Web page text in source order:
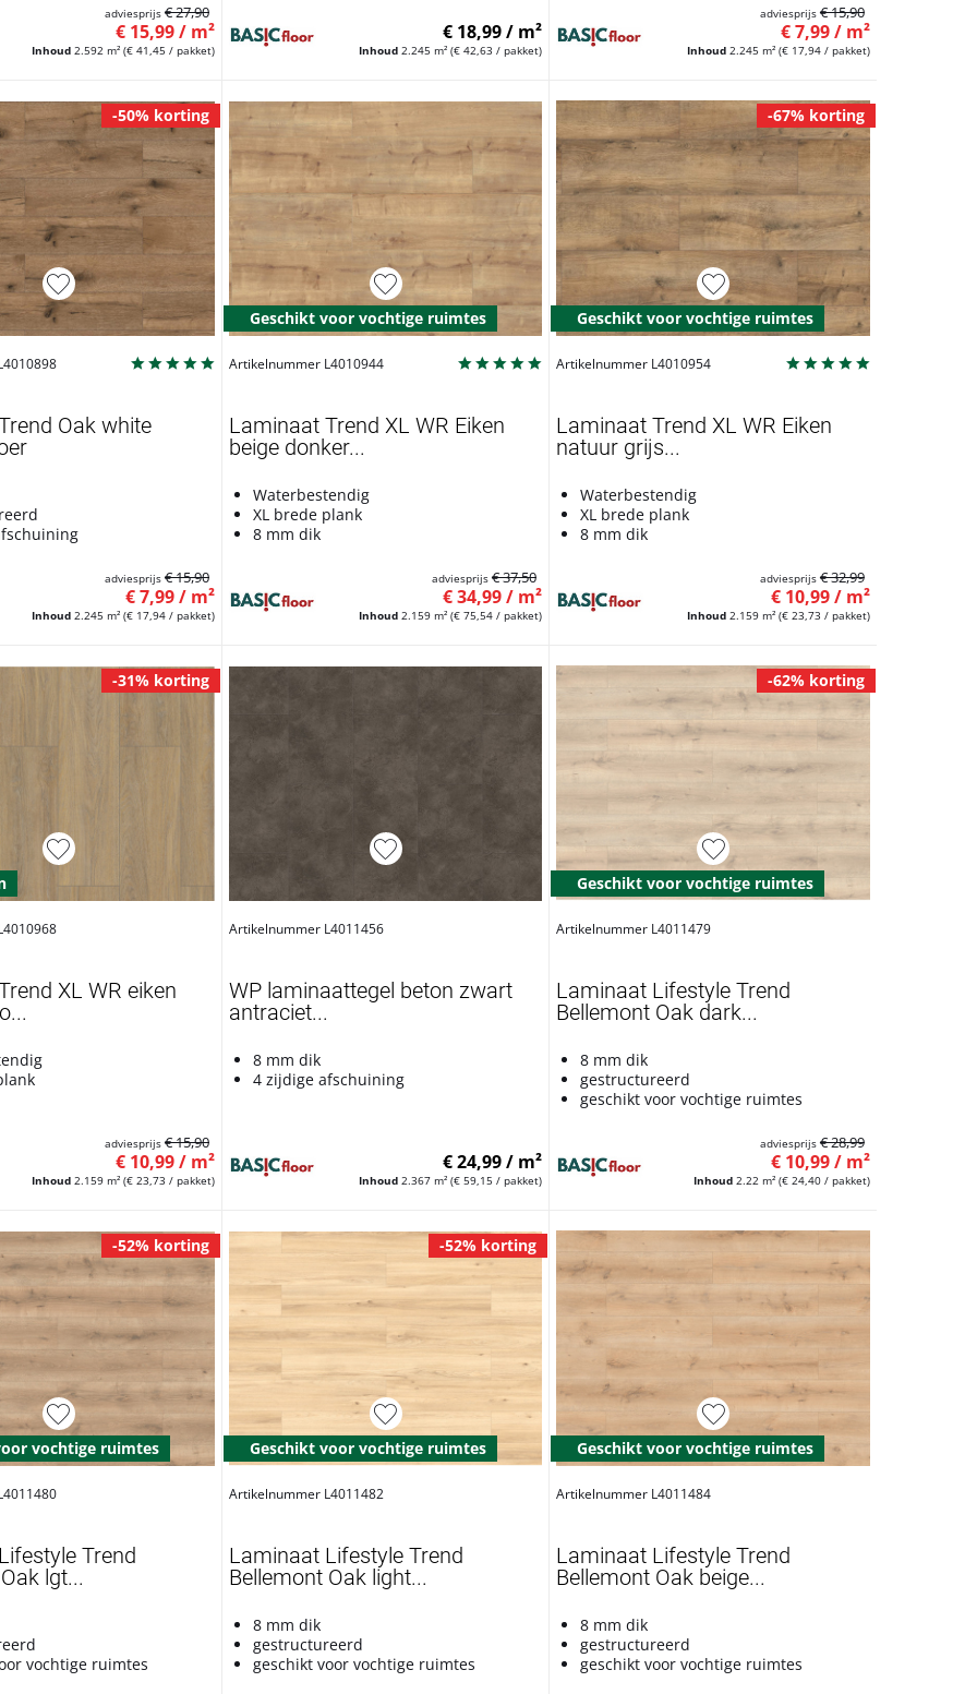
Inhoud 2.592 m² (€ 41,45 / pakket)
€ 15,99 / m²
adviesprijs € 27,90
Inhoud 2.245 m² (€ 42,63 / pakket)
€ 18,99 / m²
Inhoud 2.245 m² (€ 17,94 / pakket)
€ 7,99 / m²
adviesprijs € 15,90
-50% korting
Oak white
Inhoud 2.245 m² (€ 17,94 / pakket)
€ 7,99 / m²
adviesprijs € 15,90
Geschikt voor vochtige ruimtes
Artikelnummer L4010944
Laminaat Trend XL WR Eiken
beige donker...
Waterbestendig
XL brede plank
8 mm dik
Inhoud 2.159 m² (€ 75,54 / pakket)
€ 34,99 / m²
adviesprijs € 37,50
-67% korting
Geschikt voor vochtige ruimtes
Artikelnummer L4010954
Laminaat Trend XL WR Eiken
natuur grijs...
Waterbestendig
XL brede plank
8 mm dik
Inhoud 2.159 m² (€ 23,73 / pakket)
€ 10,99 / m²
adviesprijs € 32,99
-31% korting
XL WR eiken
Inhoud 2.159 m² (€ 23,73 / pakket)
€ 10,99 / m²
adviesprijs € 15,90
Artikelnummer L4011456
WP laminaattegel beton zwart
antraciet...
8 mm dik
4 zijdige afschuining
Inhoud 2.367 m² (€ 59,15 / pakket)
€ 24,99 / m²
-62% korting
Geschikt voor vochtige ruimtes
Artikelnummer L4011479
Laminaat Lifestyle Trend
Bellemont Oak dark...
8 mm dik
gestructureerd
geschikt voor vochtige ruimtes
Inhoud 2.22 m² (€ 24,40 / pakket)
€ 10,99 / m²
adviesprijs € 28,99
-52% korting
vochtige ruimtes
Trend
lgt...
vochtige ruimtes
-52% korting
Geschikt voor vochtige ruimtes
Artikelnummer L4011482
Laminaat Lifestyle Trend
Bellemont Oak light...
8 mm dik
gestructureerd
geschikt voor vochtige ruimtes
Geschikt voor vochtige ruimtes
Artikelnummer L4011484
Laminaat Lifestyle Trend
Bellemont Oak beige...
8 mm dik
gestructureerd
geschikt voor vochtige ruimtes